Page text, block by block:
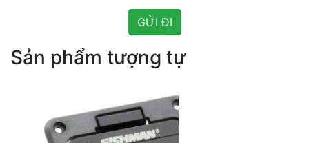
Sản phẩm tượng tự